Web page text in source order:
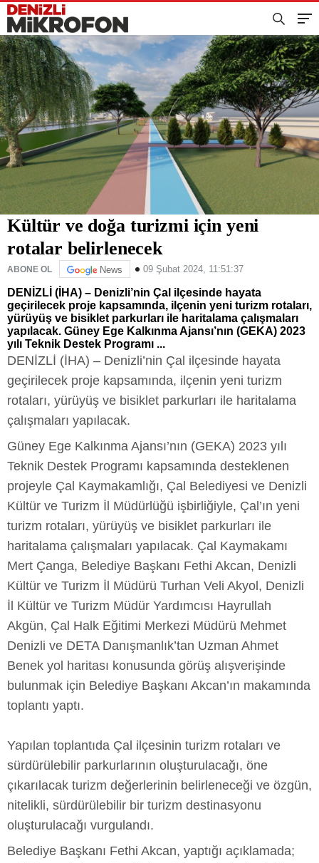
Kültür ve doğa turizmi için yeni
rotalar belirlenecek
ABONE OL News 09 Şubat 2024, 11:51:37
DENİZLİ (İHA) – Denizli’nin Çal ilçesinde hayata
geçirilecek proje kapsamında, ilçenin yeni turizm rotaları,
yürüyüş ve bisiklet parkurları ile haritalama çalışmaları
yapılacak. Güney Ege Kalkınma Ajansı’nın (GEKA) 2023
yılı Teknik Destek Programı ...
DENİZLİ (İHA) – Denizli’nin Çal ilçesinde hayata
geçirilecek proje kapsamında, ilçenin yeni turizm
rotaları, yürüyüş ve bisiklet parkurları ile haritalama
çalışmaları yapılacak.
Güney Ege Kalkınma Ajansı’nın (GEKA) 2023 yılı
Teknik Destek Programı kapsamında desteklenen
projeyle Çal Kaymakamlığı, Çal Belediyesi ve Denizli
Kültür ve Turizm İl Müdürlüğü işbirliğiyle, Çal’ın yeni
turizm rotaları, yürüyüş ve bisiklet parkurları ile
haritalama çalışmaları yapılacak. Çal Kaymakamı
Mert Çanga, Belediye Başkanı Fethi Akcan, Denizli
Kültür ve Turizm İl Müdürü Turhan Veli Akyol, Denizli
İl Kültür ve Turizm Müdür Yardımcısı Hayrullah
Akgün, Çal Halk Eğitimi Merkezi Müdürü Mehmet
Denizli ve DETA Danışmanlık’tan Uzman Ahmet
Benek yol haritası konusunda görüş alışverişinde
bulunmak için Belediye Başkanı Akcan’ın makamında
toplantı yaptı.
Yapılan toplantıda Çal ilçesinin turizm rotaları ve
sürdürülebilir parkurlarının oluşturulacağı, öne
çıkarılacak turizm değerlerinin belirleneceği ve özgün,
nitelikli, sürdürülebilir bir turizm destinasyonu
oluşturulacağı vurgulandı.
Belediye Başkanı Fethi Akcan, yaptığı açıklamada;